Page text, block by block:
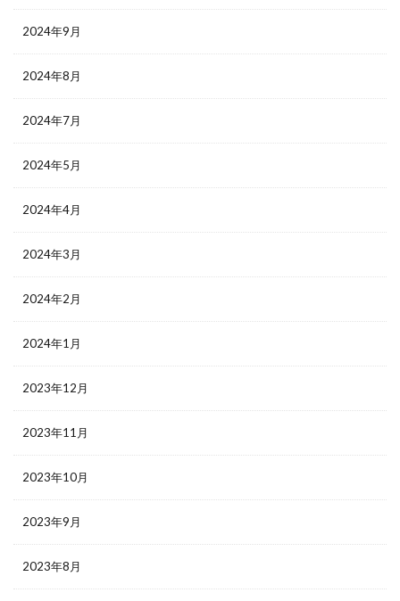
2024年9月
2024年8月
2024年7月
2024年5月
2024年4月
2024年3月
2024年2月
2024年1月
2023年12月
2023年11月
2023年10月
2023年9月
2023年8月